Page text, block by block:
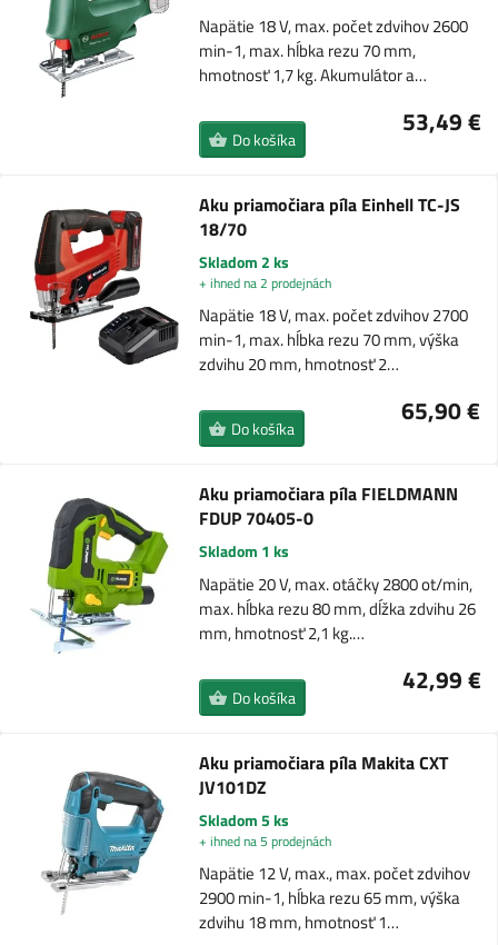
Napätie 18 V, max. počet zdvihov 2600
min-1, max. hĺbka rezu 70 mm,
hmotnosť 1,7 kg. Akumulátor a…
53,49 €
Do košíka
Aku priamočiara píla Einhell TC-JS
18/70
Skladom 2 ks
+ ihned na 2 prodejnách
Napätie 18 V, max. počet zdvihov 2700
min-1, max. hĺbka rezu 70 mm, výška
zdvihu 20 mm, hmotnosť 2…
65,90 €
Do košíka
Aku priamočiara píla FIELDMANN
FDUP 70405-0
Skladom 1 ks
Napätie 20 V, max. otáčky 2800 ot/min,
max. hĺbka rezu 80 mm, dĺžka zdvihu 26
mm, hmotnosť 2,1 kg.…
42,99 €
Do košíka
Aku priamočiara píla Makita CXT
JV101DZ
Skladom 5 ks
+ ihned na 5 prodejnách
Napätie 12 V, max., max. počet zdvihov
2900 min-1, hĺbka rezu 65 mm, výška
zdvihu 18 mm, hmotnosť 1…